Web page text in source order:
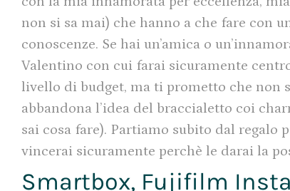
non si sa mai) che hanno a che fare con
conoscenze. Se hai un’amica o
Valentino con cui farai sicuramente
livello di budget, ma ti prometto che non
abbandona l’idea del braccialetto coi
sai cosa fare). Partiamo subito dal regalo
vincerai sicuramente perchè le darai la
Smartbox, Fujifilm